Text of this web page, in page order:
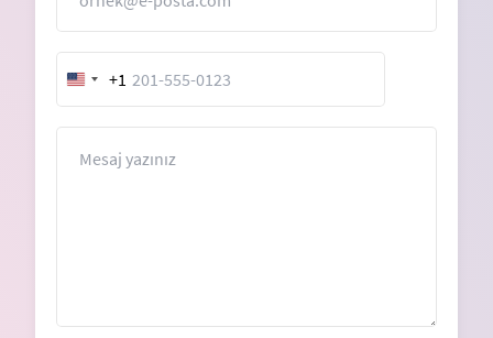
United
States
+1